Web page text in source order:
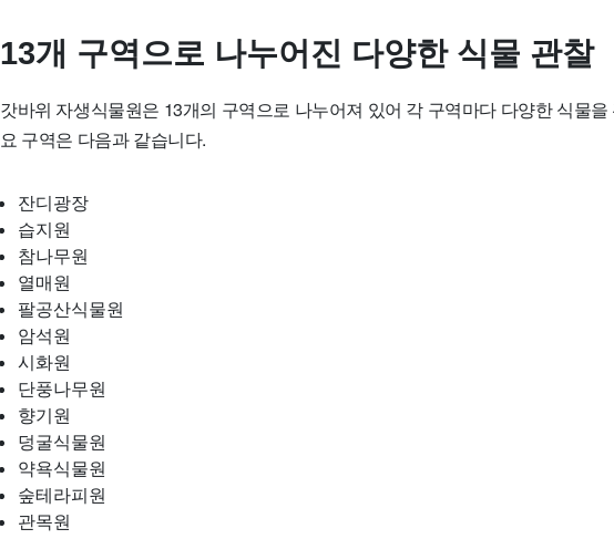
13개 구역으로 나누어진 다양한 식물 관찰
갓바위 자생식물원은 13개의 구역으로 나누어져 있어 각 구역마다 다양한 식물
요 구역은 다음과 같습니다.
잔디광장
습지원
참나무원
열매원
팔공산식물원
암석원
시화원
단풍나무원
향기원
덩굴식물원
약욕식물원
숲테라피원
관목원